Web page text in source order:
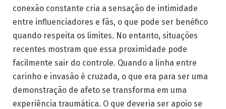
conexão constante cria a sensação de intimidade
entre influenciadores e fãs, o que pode ser benéfico
quando respeita os limites. No entanto, situações
recentes mostram que essa proximidade pode
facilmente sair do controle. Quando a linha entre
carinho e invasão é cruzada, o que era para ser uma
demonstração de afeto se transforma em uma
experiência traumática. O que deveria ser apoio se